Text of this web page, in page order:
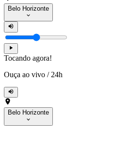
Belo Horizonte
Tocando agora!
Ouça ao vivo / 24h
Belo Horizonte